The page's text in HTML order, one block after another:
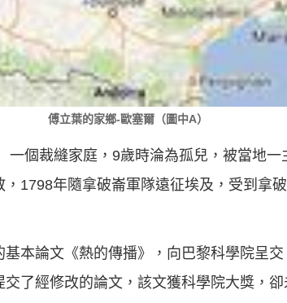
傅立葉的家鄉-歐塞爾（圖中A）
一個裁縫家庭，9歲時淪為孤兒，被當地
1798年隨拿破崙軍隊遠征埃及，受到拿
本論文《熱的傳播》，向巴黎科學院呈
了經修改的論文，該文獲科學院大獎，